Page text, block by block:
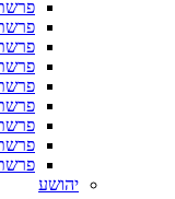
יהושע